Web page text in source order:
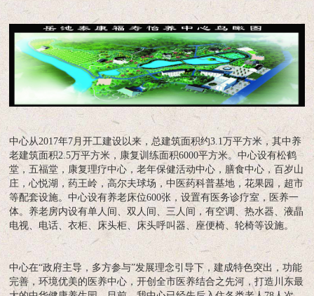
中心从2017年7月开工建设以来，总建筑面积约3.1万平方米，其中养
老建筑面积2.5万平方米，康复训练面积6000平方米。中心设有松鹤
堂，五福堂，康复理疗中心，老年保健活动中心，膳食中心，百岁山
庄，心悦湖，药王岭，高尔夫球场，中医药科普基地，花果园，超市
等配套设施。中心设有养老床位600张，设置有医务诊疗室，医养一
体。养老房内设有单人间、双人间、三人间，有空调、热水器、液晶
电视、电话、衣柜、床头柜、床头呼叫器、座便椅、轮椅等设施。
中心在“政府主导，多方参与”发展理念引导下，建成特色突出，功能
完善，环境优美的医养中心，开创全市医养结合之先河，打造川东最